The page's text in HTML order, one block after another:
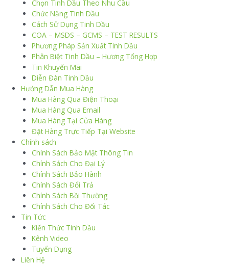
Chọn Tinh Dầu Theo Nhu Cầu
Chức Năng Tinh Dầu
Cách Sử Dụng Tinh Dầu
COA – MSDS – GCMS – TEST RESULTS
Phương Pháp Sản Xuất Tinh Dầu
Phân Biệt Tinh Dầu – Hương Tổng Hợp
Tin Khuyến Mãi
Diễn Đàn Tinh Dầu
Hướng Dẫn Mua Hàng
Mua Hàng Qua Điện Thoại
Mua Hàng Qua Email
Mua Hàng Tại Cửa Hàng
Đặt Hàng Trực Tiếp Tại Website
Chính sách
Chính Sách Bảo Mật Thông Tin
Chính Sách Cho Đại Lý
Chính Sách Bảo Hành
Chính Sách Đổi Trả
Chính Sách Bồi Thường
Chính Sách Cho Đối Tác
Tin Tức
Kiến Thức Tinh Dầu
Kênh Video
Tuyển Dụng
Liên Hệ